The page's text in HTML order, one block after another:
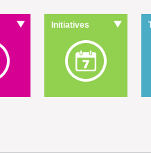
Initiatives